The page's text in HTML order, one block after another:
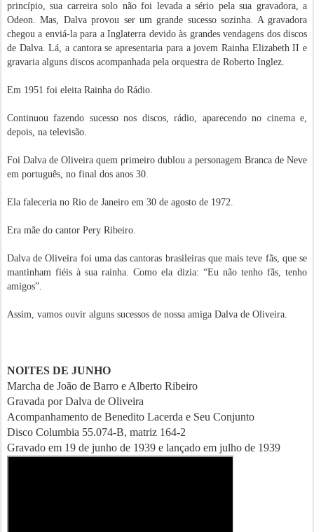
princípio, sua carreira solo não foi levada a sério pela sua gravadora, a
Odeon. Mas, Dalva provou ser um grande sucesso sozinha. A gravadora
chegou a enviá-la para a Inglaterra devido às grandes vendagens dos discos
de Dalva. Lá, a cantora se apresentaria para a jovem Rainha Elizabeth II e
gravaria alguns discos acompanhada pela orquestra de Roberto Inglez.
Em 1951 foi eleita Rainha do Rádio.
Continuou fazendo sucesso nos discos, rádio, aparecendo no cinema e,
depois, na televisão.
Foi Dalva de Oliveira quem primeiro dublou a personagem Branca de Neve
em português, no final dos anos 30.
Ela faleceria no Rio de Janeiro em 30 de agosto de 1972.
Era mãe do cantor Pery Ribeiro.
Dalva de Oliveira foi uma das cantoras brasileiras que mais teve fãs, que se
mantinham fiéis à sua rainha. Como ela dizia: “Eu não tenho fãs, tenho
amigos”.
Assim, vamos ouvir alguns sucessos de nossa amiga Dalva de Oliveira.
NOITES DE JUNHO
Marcha de João de Barro e Alberto Ribeiro
Gravada por Dalva de Oliveira
Acompanhamento de Benedito Lacerda e Seu Conjunto
Disco Columbia 55.074-B, matriz 164-2
Gravado em 19 de junho de 1939 e lançado em julho de 1939